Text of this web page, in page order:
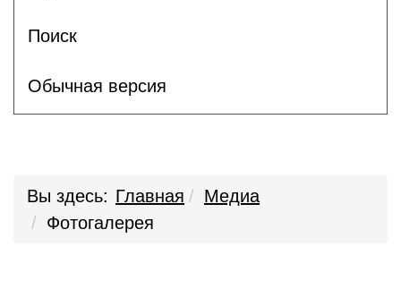
Поиск
Обычная версия
Вы здесь: Главная
Медиа
Фотогалерея